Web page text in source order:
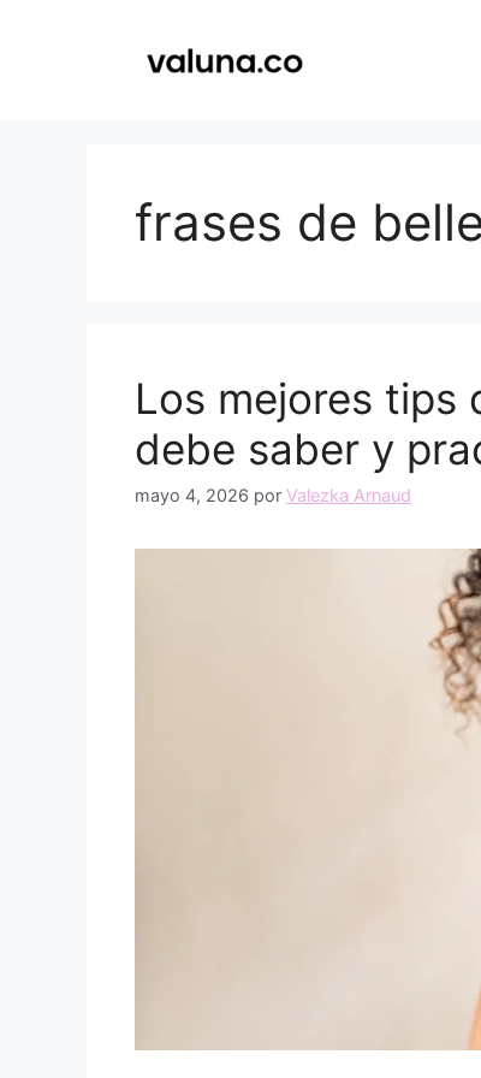
frases de
Los mejores tips
debe saber y
mayo 4, 2026 por Valezka Arnaud